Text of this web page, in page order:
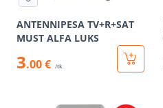
ANTENNIPESA TV+R+SAT
MUST ALFA LUKS
3.00 € /tk